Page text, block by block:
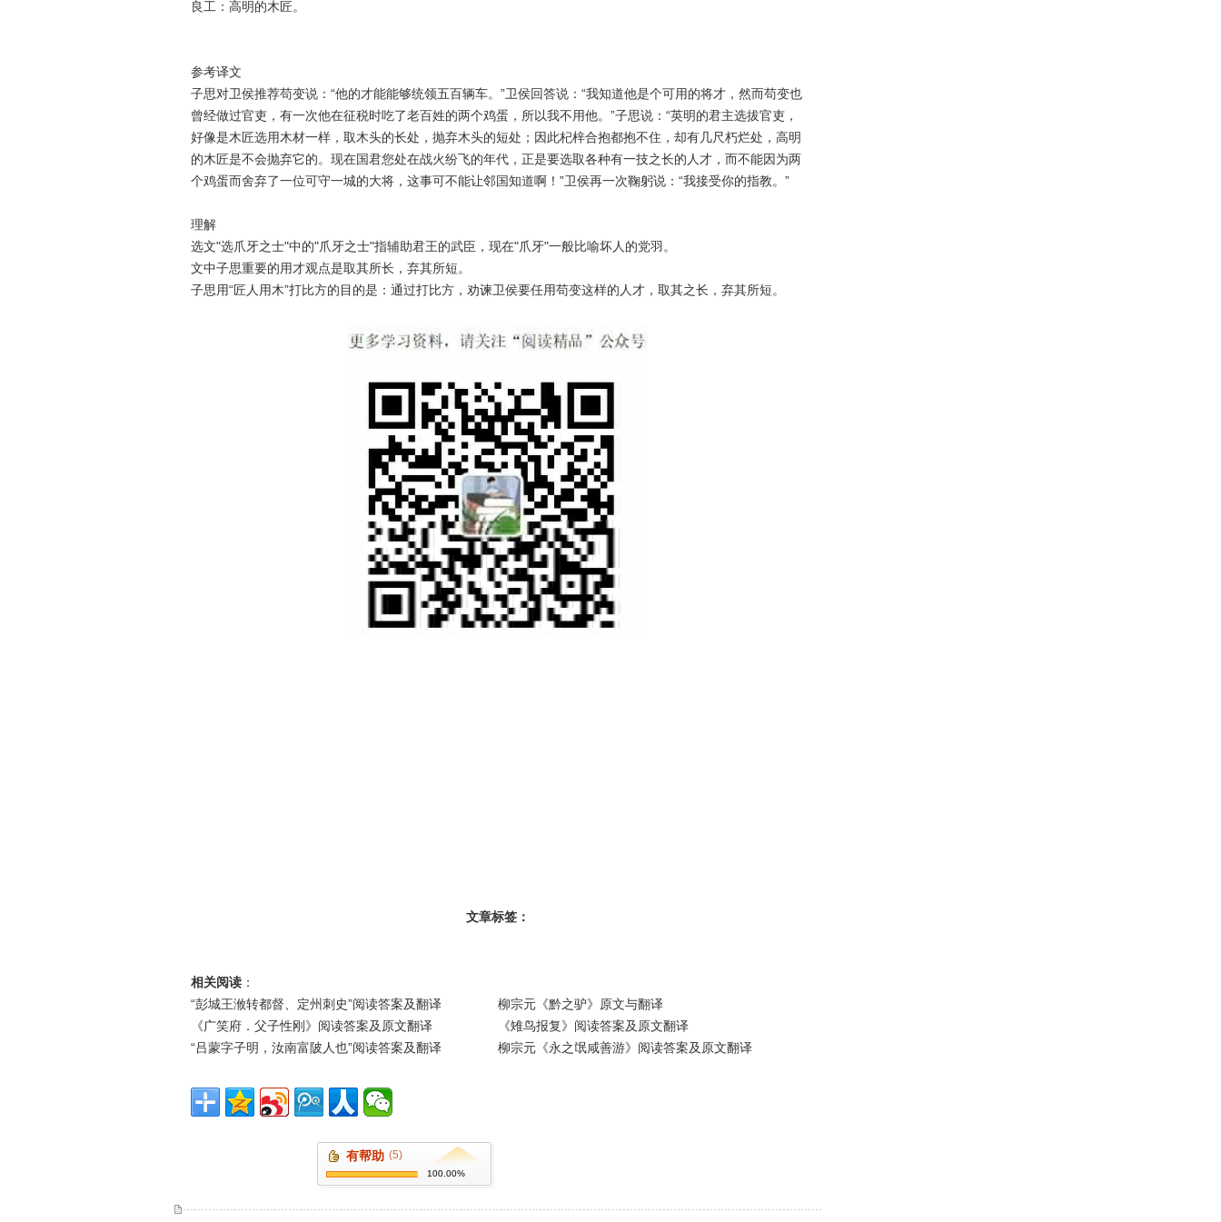
良工：高明的木匠。
参考译文
子思对卫侯推荐苟变说：“他的才能能够统领五百辆车。”卫侯回答说：“我知道他是个可用的将才，然而苟变也
曾经做过官吏，有一次他在征税时吃了老百姓的两个鸡蛋，所以我不用他。”子思说：“英明的君主选拔官吏，
好像是木匠选用木材一样，取木头的长处，抛弃木头的短处；因此杞梓合抱都抱不住，却有几尺朽烂处，高明
的木匠是不会抛弃它的。现在国君您处在战火纷飞的年代，正是要选取各种有一技之长的人才，而不能因为两
个鸡蛋而舍弃了一位可守一城的大将，这事可不能让邻国知道啊！”卫侯再一次鞠躬说：“我接受你的指教。”
理解
选文"选爪牙之士"中的"爪牙之士"指辅助君王的武臣，现在"爪牙"一般比喻坏人的党羽。
文中子思重要的用才观点是取其所长，弃其所短。
子思用“匠人用木”打比方的目的是：通过打比方，劝谏卫侯要任用苟变这样的人才，取其之长，弃其所短。
文章标签：
相关阅读 ：
“彭城王浟转都督、定州刺史”阅读答案及翻译
柳宗元《黔之驴》原文与翻译
《广笑府．父子性刚》阅读答案及原文翻译
《雉鸟报复》阅读答案及原文翻译
“吕蒙字子明，汝南富陂人也”阅读答案及翻译
柳宗元《永之氓咸善游》阅读答案及原文翻译
有帮助 (5)
100.00%